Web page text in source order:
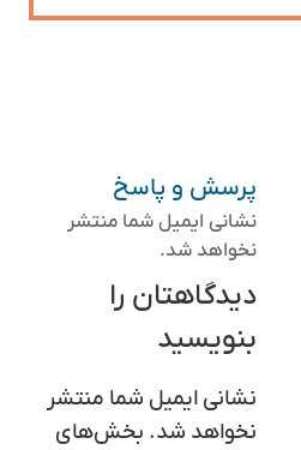
پرسش و پاسخ
نشانی ایمیل شما منتشر
نخواهد شد.
دیدگاهتان را
بنویسید
نشانی ایمیل شما منتشر
نخواهد شد. بخش‌های